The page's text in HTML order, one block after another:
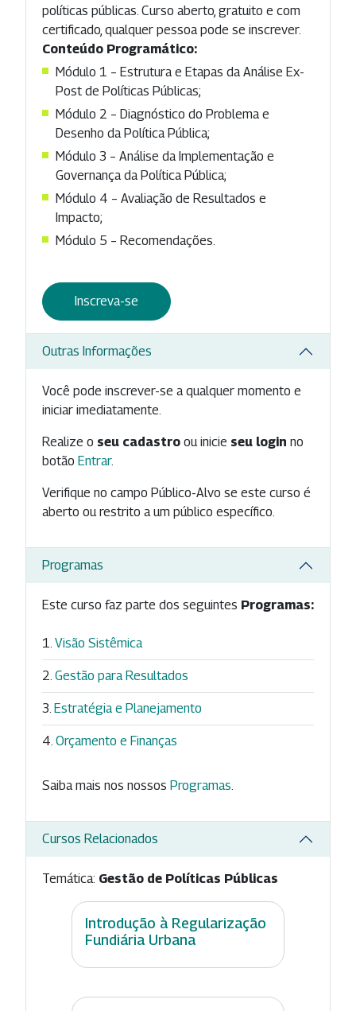
políticas públicas. Curso aberto, gratuito e com
certificado, qualquer pessoa pode se inscrever.
Conteúdo Programático:
Módulo 1 – Estrutura e Etapas da Análise Ex-
Post de Políticas Públicas;
Módulo 2 – Diagnóstico do Problema e
Desenho da Política Pública;
Módulo 3 – Análise da Implementação e
Governança da Política Pública;
Módulo 4 – Avaliação de Resultados e
Impacto;
Módulo 5 – Recomendações.
Inscreva-se
Outras Informações
Você pode inscrever-se a qualquer momento e
iniciar imediatamente.
Realize o seu cadastro ou inicie seu login no
botão Entrar.
Verifique no campo Público-Alvo se este curso é
aberto ou restrito a um público específico.
Programas
Este curso faz parte dos seguintes Programas:
Visão Sistêmica
Gestão para Resultados
Estratégia e Planejamento
Orçamento e Finanças
Saiba mais nos nossos Programas
Cursos Relacionados
Temática: Gestão de Políticas Públicas
Introdução à Regularização
Fundiária Urbana